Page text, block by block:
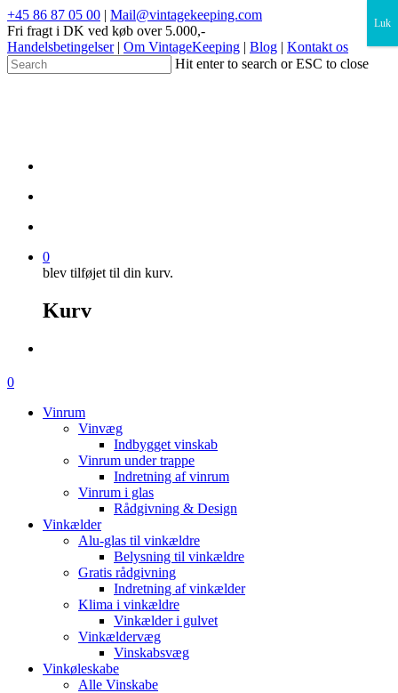
+45 86 87 05 00 | Mail@vintagekeeping.com
Fri fragt i DK ved køb over 5.000,-
Handelsbetingelser| Om VintageKeeping | Blog | Kontakt os
Hit enter to search or ESC to close
0
blev tilføjet til din kurv.
Kurv
0
Vinrum
Vinvæg
Indbygget vinskab
Vinrum under trappe
Indretning af vinrum
Vinrum i glas
Rådgivning & Design
Vinkælder
Alu-glas til vinkældre
Belysning til vinkældre
Gratis rådgivning
Indretning af vinkælder
Klima i vinkældre
Vinkælder i gulvet
Vinkældervæg
Vinskabsvæg
Vinkøleskabe
Alle Vinskabe
×
Luk